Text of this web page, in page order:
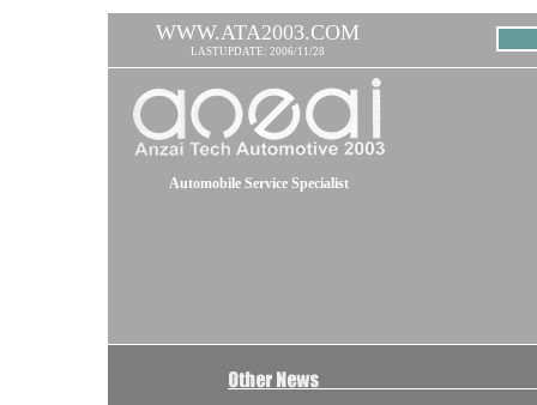
WWW.ATA2003.COM
LASTUPDATE: 2006/11/28
Automobile Service Specialist